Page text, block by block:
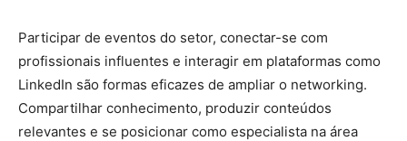
Participar de eventos do setor, conectar-se com
profissionais influentes e interagir em plataformas como
LinkedIn são formas eficazes de ampliar o networking.
Compartilhar conhecimento, produzir conteúdos
relevantes e se posicionar como especialista na área